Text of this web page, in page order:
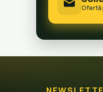
Ofertă